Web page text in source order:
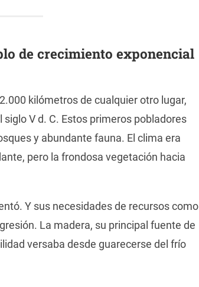
de crecimiento exponencial
kilómetros de cualquier otro lugar,
V d. C. Estos primeros pobladores
y abundante fauna. El clima era
pero la frondosa vegetación hacia
Y sus necesidades de recursos como
La madera, su principal fuente de
versaba desde guarecerse del frío